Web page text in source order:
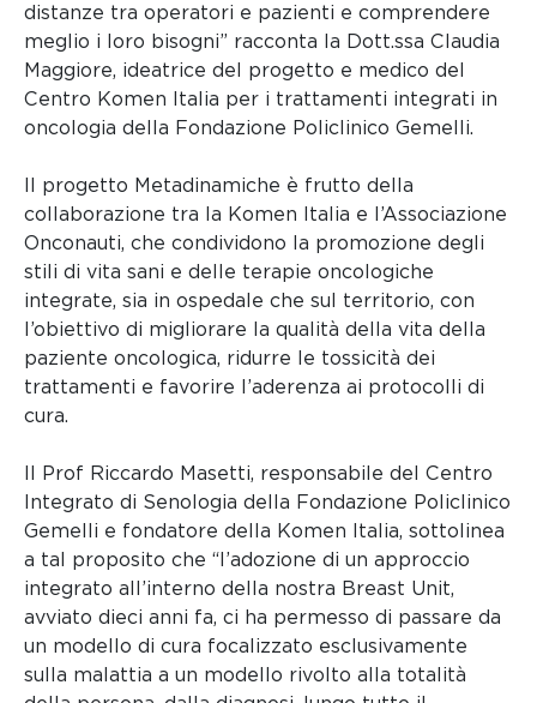
distanze tra operatori e pazienti e comprendere
meglio i loro bisogni” racconta la Dott.ssa Claudia
Maggiore, ideatrice del progetto e medico del
Centro Komen Italia per i trattamenti integrati in
oncologia della Fondazione Policlinico Gemelli.
Il progetto Metadinamiche è frutto della
collaborazione tra la Komen Italia e l’Associazione
Onconauti, che condividono la promozione degli
stili di vita sani e delle terapie oncologiche
integrate, sia in ospedale che sul territorio, con
l’obiettivo di migliorare la qualità della vita della
paziente oncologica, ridurre le tossicità dei
trattamenti e favorire l’aderenza ai protocolli di
cura.
Il Prof Riccardo Masetti, responsabile del Centro
Integrato di Senologia della Fondazione Policlinico
Gemelli e fondatore della Komen Italia, sottolinea
a tal proposito che “l’adozione di un approccio
integrato all’interno della nostra Breast Unit,
avviato dieci anni fa, ci ha permesso di passare da
un modello di cura focalizzato esclusivamente
sulla malattia a un modello rivolto alla totalità